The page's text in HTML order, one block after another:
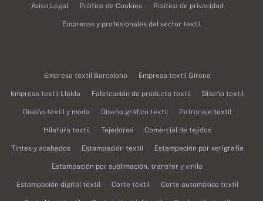
Aviso Legal Política de Cookies Política de privacidad
Empresas y profesionales del sector textil
Empresa textil Barcelona Empresa textil Girona
Empresa textil Lleida Fabricación de producto textil Diseño textil
Diseño textil y moda Diseño gráfico textil Patronaje textil
Hilatura textil Tejedores Comercial de tejidos
Tintes y acabados Estampación textil Estampación por serigrafía
Estampación por sublimación, transfer y vinilo
Estampación digital textil Corte textil Corte automático textil